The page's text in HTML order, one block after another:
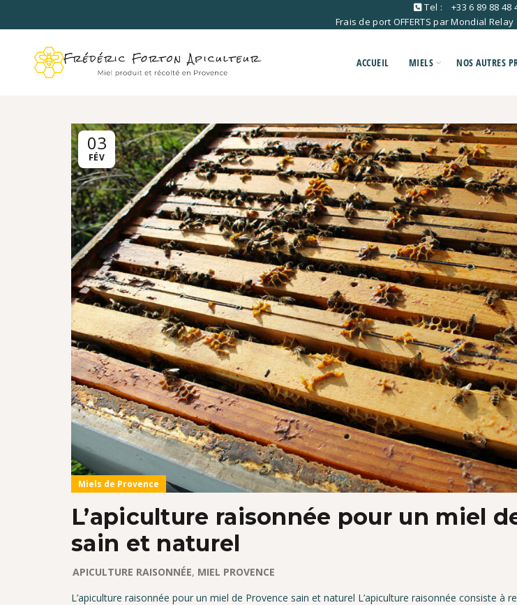
Tel :
+33 6 89 88 48
Frais de port OFFERTS par Mondial
ACCUEIL MIELS NOS AUTRES
03
FÉV
Miels de Provence
L’apiculture raisonnée pour un miel
sain et naturel
APICULTURE RAISONNÉE, MIEL PROVENCE
L’apiculture raisonnée pour un miel de Provence sain et naturel L’apiculture raisonnée consiste à